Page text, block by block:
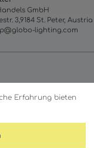
Erfahrung bieten
GmbH
3,9184 St. Peter, Austria
lighting.com